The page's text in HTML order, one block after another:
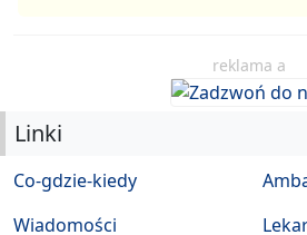
reklama a
Linki
Co-gdzie-kiedy
Wiadomości